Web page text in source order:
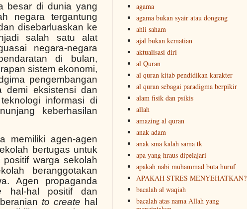
besar di dunia yang
negara tergantung
disebarluaskan ke
salah satu alat
negara-negara
di bulan,
sistem ekonomi,
pengembangan
demi eksistensi dan
informasi di
keberhasilan
memiliki agen-agen
bertugas untuk
warga sekolah
beranggotakan
Agen propaganda
hal-hal positif dan
to create hal
agama
agama bukan syair atau dongeng
ahli saham
ajal bukan kematian
aktualisasi diri
al Quran
al quran kitab pendidikan karakter
al quran sebagai paradigma berpikir
alam fisik dan psikis
allah
amazing al quran
anak adam
anak sma kalah sama tk
apa yang hraus dipelajari
apakah nabi muhammad buta huruf
APAKAH STRES MENYEHATKAN?
bacalah al waqiah
bacalah atas nama Allah yang